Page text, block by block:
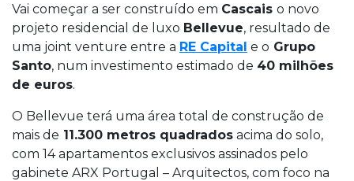
Vai começar a ser construído em Cascais o novo
projeto residencial de luxo Bellevue, resultado de
uma joint venture entre a RE Capital e o Grupo
Santo, num investimento estimado de 40 milhões
de euros.
O Bellevue terá uma área total de construção de
mais de 11.300 metros quadrados acima do solo,
com 14 apartamentos exclusivos assinados pelo
gabinete ARX Portugal – Arquitectos, com foco na